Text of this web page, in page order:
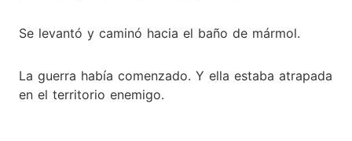
Se levantó y caminó hacia el baño de mármol.
La guerra había comenzado. Y ella estaba atrapada
en el territorio enemigo.